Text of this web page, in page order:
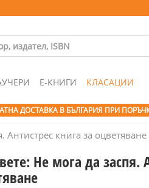
Е-КНИГИ КЛАСАЦИИ
ДОСТАВКА В БЪЛГАРИЯ ПРИ
Антистрес книга за оцветяване
Не мога да заспя.